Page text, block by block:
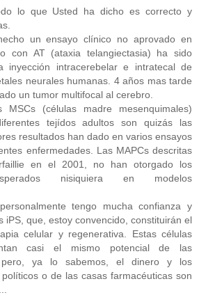
lo que Usted ha dicho es correcto y
un ensayo clínico no aprovado en
con AT (ataxia telangiectasia) ha sido
inyección intracerebelar e intratecal de
neurales humanas. 4 años mas tarde
un tumor multifocal al cerebro.
MSCs (células madre mesenquimales)
tejídos adultos son quizás las
resultados han dado en varios ensayos
enfermedades. Las MAPCs descritas
en el 2001, no han otorgado los
nisiquiera en modelos
tengo mucha confianza y
iPS, que, estoy convencido, constituirán el
celular y regenerativa. Estas células
casi el mismo potencial de las
pero, ya lo sabemos, el dinero y los
o de las casas farmacéuticas son